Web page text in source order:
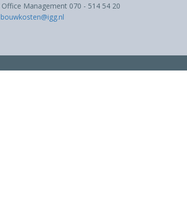
Office Management 070 - 514 54 20
bouwkosten@igg.nl